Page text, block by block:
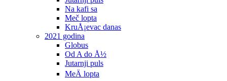
Na kafi sa
Meč lopta
KruÅ¡evac danas
2021 godina
Globus
Od A do Å½
Jutarnji puls
MeÄ lopta